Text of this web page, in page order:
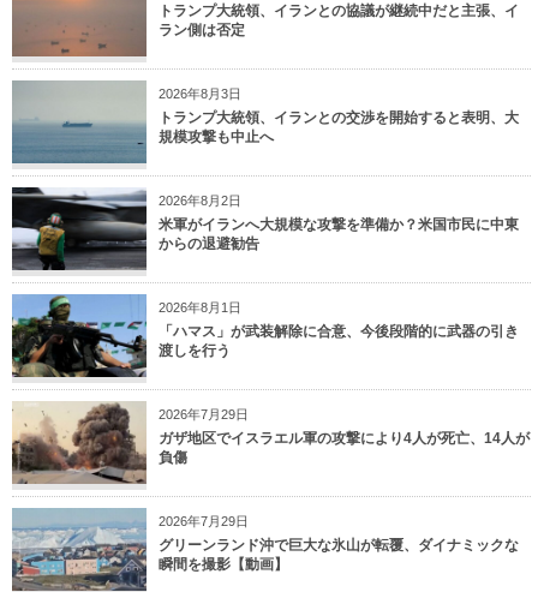
トランプ大統領、イランとの協議が継続中だと主張、イ
ラン側は否定
2026年8月3日
トランプ大統領、イランとの交渉を開始すると表明、大
規模攻撃も中止へ
2026年8月2日
米軍がイランへ大規模な攻撃を準備か？米国市民に中東
からの退避勧告
2026年8月1日
「ハマス」が武装解除に合意、今後段階的に武器の引き
渡しを行う
2026年7月29日
ガザ地区でイスラエル軍の攻撃により4人が死亡、14人が
負傷
2026年7月29日
グリーンランド沖で巨大な氷山が転覆、ダイナミックな
瞬間を撮影【動画】